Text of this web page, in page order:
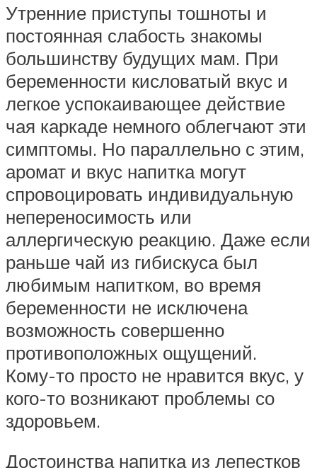
Утренние приступы тошноты и
постоянная слабость знакомы
большинству будущих мам. При
беременности кисловатый вкус и
легкое успокаивающее действие
чая каркаде немного облегчают эти
симптомы. Но параллельно с этим,
аромат и вкус напитка могут
спровоцировать индивидуальную
непереносимость или
аллергическую реакцию. Даже если
раньше чай из гибискуса был
любимым напитком, во время
беременности не исключена
возможность совершенно
противоположных ощущений.
Кому-то просто не нравится вкус, у
кого-то возникают проблемы со
здоровьем.
Достоинства напитка из лепестков